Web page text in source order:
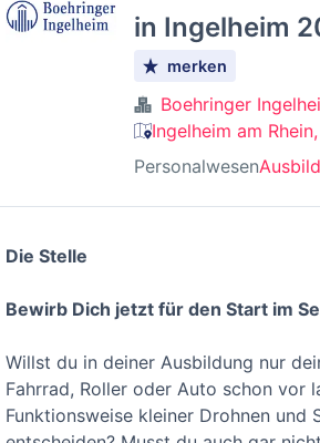
in Ingelheim
merken
Boehringer
Ingelheim am
Personalwesen
Die Stelle
Bewirb Dich jetzt für den Start im
Willst du in deiner Ausbildung nur
Fahrrad, Roller oder Auto schon vor
Funktionsweise kleiner Drohnen